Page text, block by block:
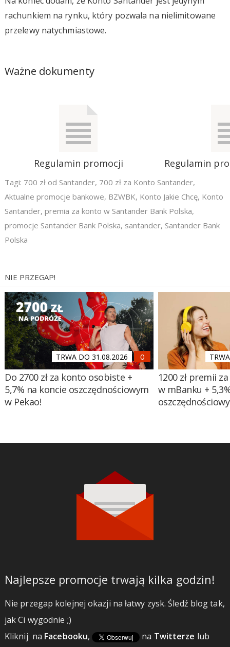
rachunkiem na rynku, który pozwala na nielimitowane
przelewy natychmiastowe.
Ważne dokumenty
Regulamin promocji Regulamin
Tagi: 700 zł od Santander, 700 zł za Konto Santander,
Aktualne promocje bankowe, BZWBK, Konto Jakie Chcę, Konto
Santander, premia za konto w Santander Bank Polska,
promocje Santander Bank Polska, santander, Santander Bank
Polska
NIE PRZEGAP!
TRWA DO 31.08.2026
Do 2700 zł za konto osobiste +
5,7% na koncie oszczędnościowym
w Pekao!
1200 zł premii
w mBanku +
Najlepsze promocje trwają kilka godzin!
Nie przegap kolejnej okazji na łatwy zysk. Śledź blog tak,
jak Ci wygodnie ;)
Kliknij na Facebooku, na Twitterze lub